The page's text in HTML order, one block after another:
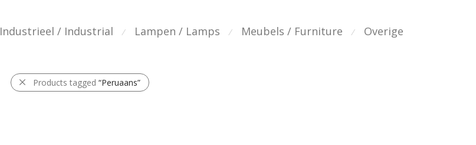
Industrieel / Industrial ⁄ Lampen / Lamps ⁄ Meubels / Furniture ⁄ Overige
Products tagged “Peruaans”